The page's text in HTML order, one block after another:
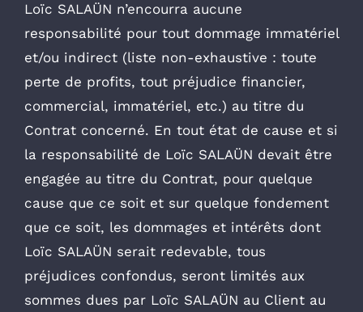
Loïc SALAÜN n’encourra aucune
responsabilité pour tout dommage immatériel
et/ou indirect (liste non-exhaustive : toute
perte de profits, tout préjudice financier,
commercial, immatériel, etc.) au titre du
Contrat concerné. En tout état de cause et si
la responsabilité de Loïc SALAÜN devait être
engagée au titre du Contrat, pour quelque
cause que ce soit et sur quelque fondement
que ce soit, les dommages et intérêts dont
Loïc SALAÜN serait redevable, tous
préjudices confondus, seront limités aux
sommes dues par Loïc SALAÜN au Client au